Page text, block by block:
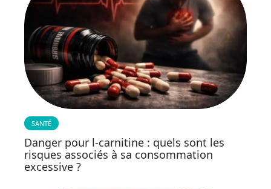
SANTÉ
Danger pour l-carnitine : quels sont les
risques associés à sa consommation
excessive ?